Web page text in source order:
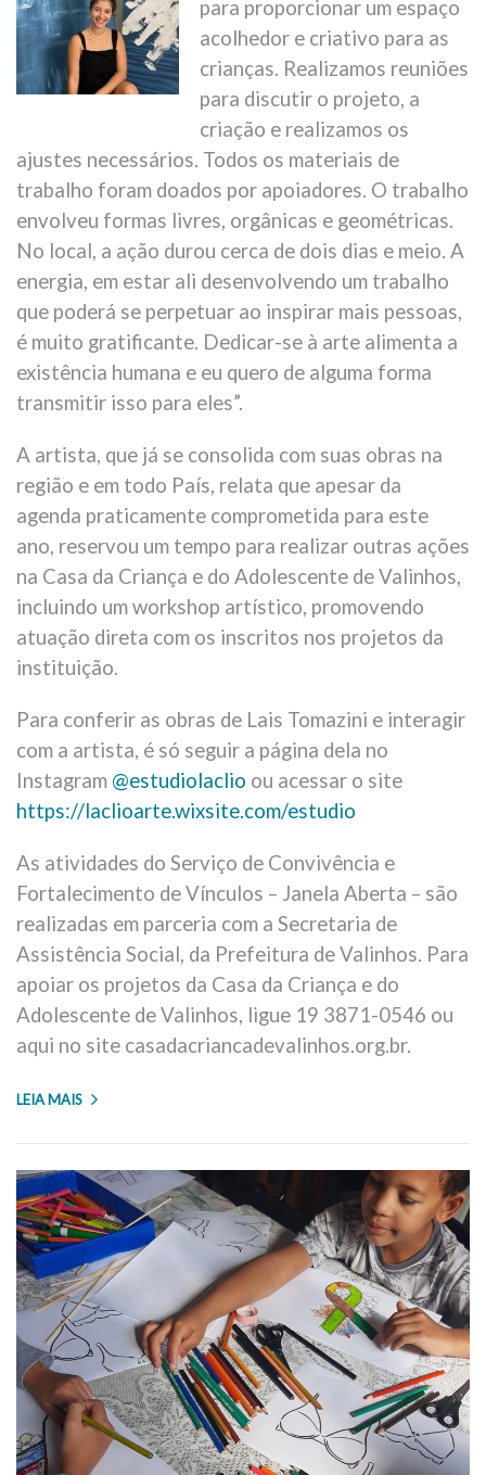
para proporcionar um espaço
acolhedor e criativo para as
crianças. Realizamos reuniões
para discutir o projeto, a
criação e realizamos os
ajustes necessários. Todos os materiais de
trabalho foram doados por apoiadores. O trabalho
envolveu formas livres, orgânicas e geométricas.
No local, a ação durou cerca de dois dias e meio. A
energia, em estar ali desenvolvendo um trabalho
que poderá se perpetuar ao inspirar mais pessoas,
é muito gratificante. Dedicar-se à arte alimenta a
existência humana e eu quero de alguma forma
transmitir isso para eles”.
A artista, que já se consolida com suas obras na
região e em todo País, relata que apesar da
agenda praticamente comprometida para este
ano, reservou um tempo para realizar outras ações
na Casa da Criança e do Adolescente de Valinhos,
incluindo um workshop artístico, promovendo
atuação direta com os inscritos nos projetos da
instituição.
Para conferir as obras de Lais Tomazini e interagir
com a artista, é só seguir a página dela no
Instagram @estudiolaclio ou acessar o site
https://laclioarte.wixsite.com/estudio
As atividades do Serviço de Convivência e
Fortalecimento de Vínculos – Janela Aberta – são
realizadas em parceria com a Secretaria de
Assistência Social, da Prefeitura de Valinhos. Para
apoiar os projetos da Casa da Criança e do
Adolescente de Valinhos, ligue 19 3871-0546 ou
aqui no site casadacriancadevalinhos.org.br.
LEIA MAIS